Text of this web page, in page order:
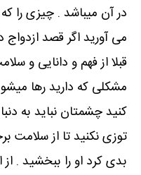
در آن میباشد . چیزی را
می آورید اگر قصد
قبلا از فهم و دانایی و
مشکلی که دارید رها
کنید چشمتان نباید به
توزی نکنید تا از سلامت
بدی کرد او را ببخشید . از